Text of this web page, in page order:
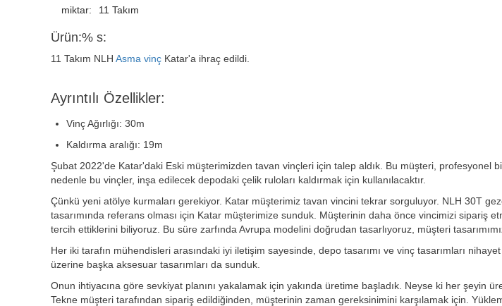
miktar:
11 Takım
Ürün:% s:
11 Takım NLH Asma vinç Katar'a ihraç edildi.
Ayrıntılı Özellikler:
Vinç Ağırlığı: 30m
Kaldırma aralığı: 19m
Şubat 2022'de Katar'daki Eski müşterimizden tavan vinçleri için talep aldık. Bu müşteri, profesyonel bir
nedenle bu vinçler, inşa edilecek depodaki çelik ruloları kaldırmak için kullanılacaktır.
Çünkü yeni atölye kurmaları gerekiyor. Katar müşterimiz tavan vincini tekrar sorguluyor. NLH 30T
tasarımında referans olması için Katar müşterimize sunduk. Müşterinin daha önce vincimizi sipariş
tercih ettiklerini biliyoruz. Bu süre zarfında Avrupa modelini doğrudan tasarlıyoruz, müşteri
Her iki tarafın mühendisleri arasındaki iyi iletişim sayesinde, depo tasarımı ve vinç tasarımları
üzerine başka aksesuar tasarımları da sunduk.
Onun ihtiyacına göre sevkiyat planını yakalamak için yakında üretime başladık. Neyse ki her şeyin
Tekne müşteri tarafından sipariş edildiğinden, müşterinin zaman gereksinimini karşılamak için.